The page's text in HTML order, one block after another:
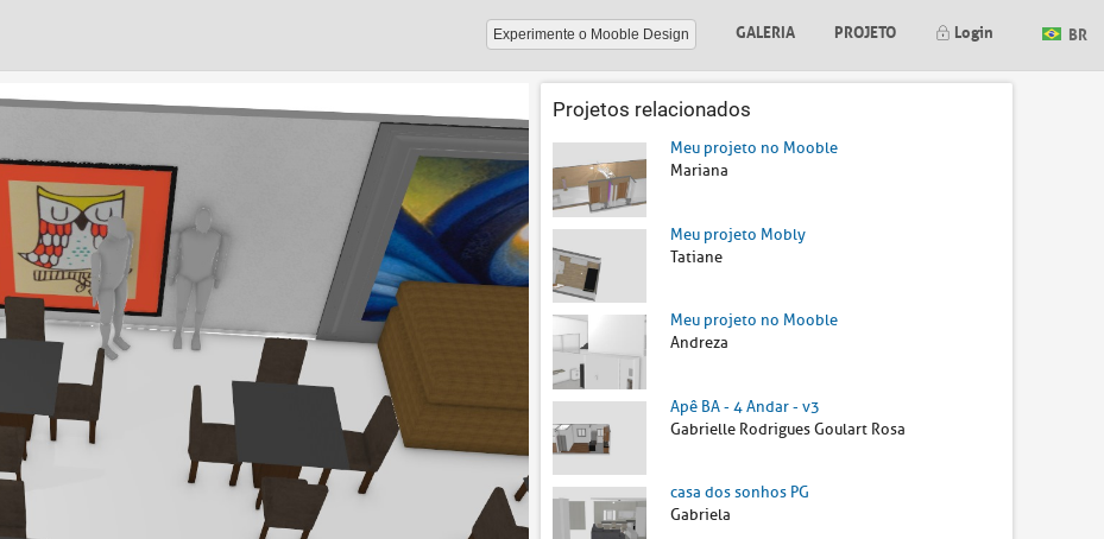
Experimente o Mooble Design GALERIA PROJETO Login BR
Projetos relacionados
Meu projeto no Mooble
Mariana
Meu projeto Mobly
Tatiane
Meu projeto no Mooble
Andreza
Apê BA - 4 Andar - v3
Gabrielle Rodrigues Goulart Rosa
casa dos sonhos PG
Gabriela